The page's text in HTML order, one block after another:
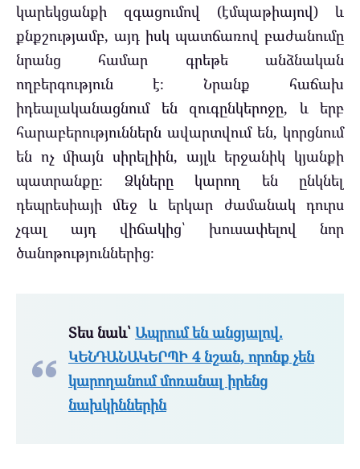
կարեկցանքի զգացումով (էմպաթիայով) և
քնքշությամբ, այդ իսկ պատճառով բաժանումը
նրանց համար գրեթե անձնական
ողբերգություն է։ Նրանք հաճախ
իդեալականացնում են զուգընկերոջը, և երբ
հարաբերություններն ավարտվում են, կորցնում
են ոչ միայն սիրելիին, այլև երջանիկ կյանքի
պատրանքը։ Ձկները կարող են ընկնել
դեպրեսիայի մեջ և երկար ժամանակ դուրս
չգալ այդ վիճակից՝ խուսափելով նոր
ծանոթություններից։
Տես նաև՝ Ապրում են անցյալով.
ԿԵՆԴԱՆԱԿԵՐՊԻ 4 նշան, որոնք չեն
կարողանում մոռանալ իրենց
նախկիններին